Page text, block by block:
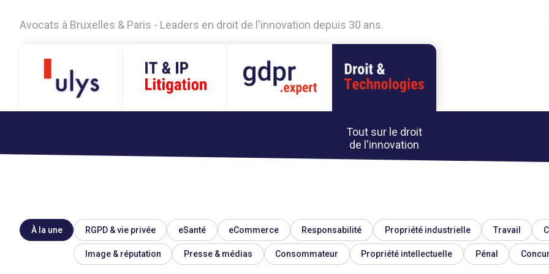
Avocats à Bruxelles & Paris - Leaders en droit de l'innovation depuis 30 ans.
Tout sur le droit
de l'innovation
À la une RGPD & vie privée eSanté eCommerce Responsabilité Propriété industrielle Travail
Image & réputation Presse & médias Consommateur Propriété intellectuelle Pénal